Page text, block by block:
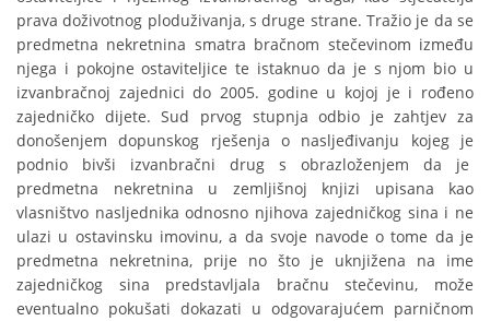
prava doživotnog ploduživanja, s druge strane. Tražio je da se
predmetna nekretnina smatra bračnom stečevinom između
njega i pokojne ostaviteljice te istaknuo da je s njom bio u
izvanbračnoj zajednici do 2005. godine u kojoj je i rođeno
zajedničko dijete. Sud prvog stupnja odbio je zahtjev za
donošenjem dopunskog rješenja o nasljeđivanju kojeg je
podnio bivši izvanbračni drug s obrazloženjem da je
predmetna nekretnina u zemljišnoj knjizi upisana kao
vlasništvo nasljednika odnosno njihova zajedničkog sina i ne
ulazi u ostavinsku imovinu, a da svoje navode o tome da je
predmetna nekretnina, prije no što je uknjižena na ime
zajedničkog sina predstavljala bračnu stečevinu, može
eventualno pokušati dokazati u odgovarajućem parničnom